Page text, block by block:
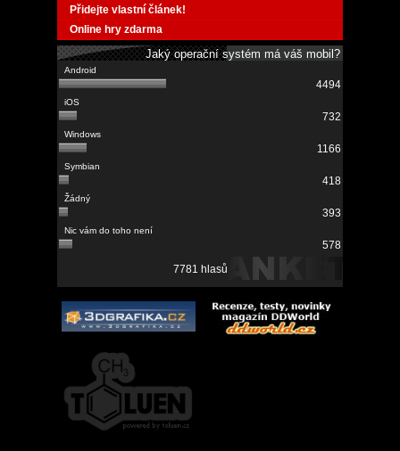
Přidejte vlastní článek!
Online hry zdarma
Jaký operační systém má váš mobil?
4494
732
1166
418
393
578
7781 hlasů